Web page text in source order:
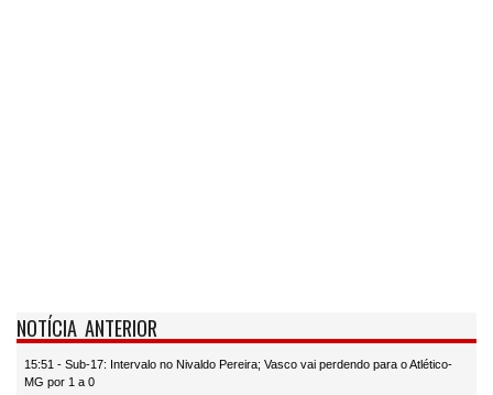
NOTÍCIA ANTERIOR
15:51 - Sub-17: Intervalo no Nivaldo Pereira; Vasco vai perdendo para o Atlético-
MG por 1 a 0